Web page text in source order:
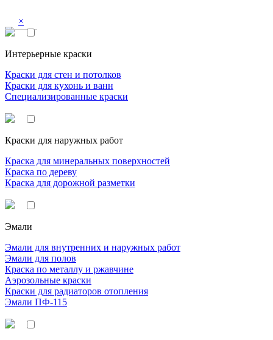
×
Интерьерные краски
Краски для стен и потолков
Краски для кухонь и ванн
Специализированные краски
Краски для наружных работ
Краска для минеральных поверхностей
Краска по дереву
Краска для дорожной разметки
Эмали
Эмали для внутренних и наружных работ
Эмали для полов
Краска по металлу и ржавчине
Аэрозольные краски
Краски для радиаторов отопления
Эмали ПФ-115